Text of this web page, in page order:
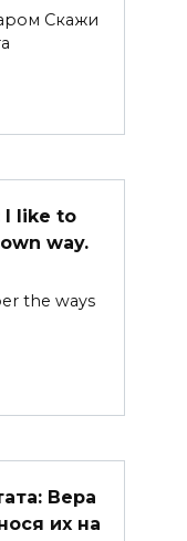
Скажи
I like to
way.
the ways
Вера
их на